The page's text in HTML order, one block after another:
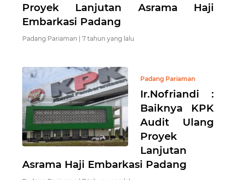
Proyek Lanjutan Asrama Haji
Embarkasi Padang
Padang Pariaman | 7 tahun yang lalu
Padang Pariaman
Ir.Nofriandi :
Baiknya KPK
Audit Ulang
Proyek
Lanjutan
Asrama Haji Embarkasi Padang